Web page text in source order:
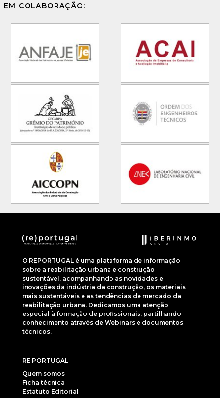
EM COLABORAÇÃO:
O REPORTUGAL é uma plataforma de informação
sobre a reabilitação urbana e construção
sustentável, acompanhando as novidades e
inovações da indústria da construção, os materiais
mais sustentáveis e as tendências de mercado da
reabilitação urbana. Dedicamos uma atenção
especial à formação de profissionais, partilhando
conhecimento através de Webinars e documentos
técnicos.
RE PORTUGAL
Quem somos
Ficha técnica
Estatuto Editorial